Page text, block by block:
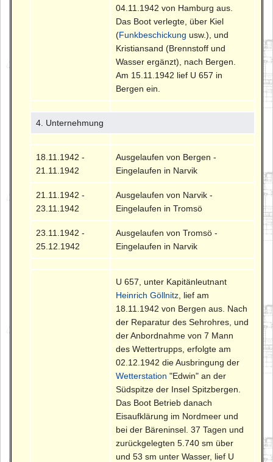
04.11.1942 von Hamburg aus.
Das Boot verlegte, über Kiel
(Funkbeschickung usw.), und
Kristiansand (Brennstoff und
Wasser ergänzt), nach Bergen.
Am 15.11.1942 lief U 657 in
Bergen ein.
4. Unternehmung
18.11.1942 -
21.11.1942
Ausgelaufen von Bergen -
Eingelaufen in Narvik
21.11.1942 -
23.11.1942
Ausgelaufen von Narvik -
Eingelaufen in Tromsö
23.11.1942 -
25.12.1942
Ausgelaufen von Tromsö -
Eingelaufen in Narvik
U 657, unter Kapitänleutnant
Heinrich Göllnitz , lief am
18.11.1942 von Bergen aus. Nach
der Reparatur des Sehrohres, und
der Anbordnahme von 7 Mann
des Wettertrupps, erfolgte am
02.12.1942 die Ausbringung der
Wetterstation "Edwin" an der
Südspitze der Insel Spitzbergen.
Das Boot Betrieb danach
Eisaufklärung im Nordmeer und
bei der Bäreninsel. 37 Tagen und
zurückgelegten 5.740 sm über
und 53 sm unter Wasser, lief U